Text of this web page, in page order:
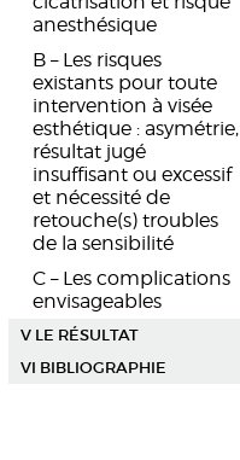
anesthésique
B – Les risques
existants pour toute
intervention à visée
esthétique : asymétrie,
résultat jugé
insuffisant ou excessif
et nécessité de
retouche(s) troubles
de la sensibilité
C – Les complications
envisageables
V LE RÉSULTAT
VI BIBLIOGRAPHIE